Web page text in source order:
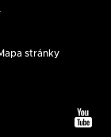
stránky